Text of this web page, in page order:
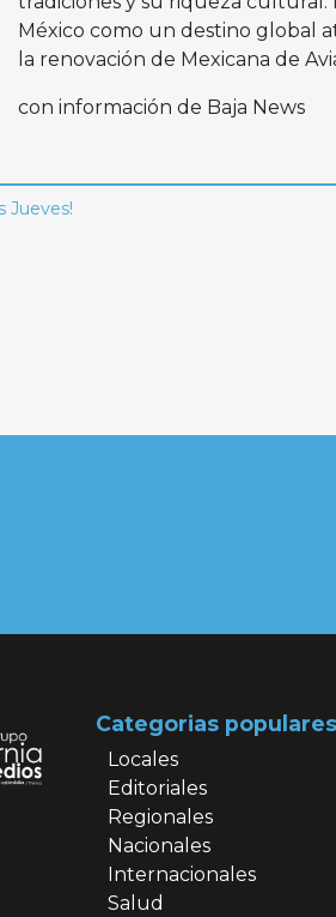
México como un destino global
la renovación de Mexicana de
con información de Baja News
Jueves!
Categorias populares
Locales
Editoriales
Regionales
Nacionales
Internacionales
Salud